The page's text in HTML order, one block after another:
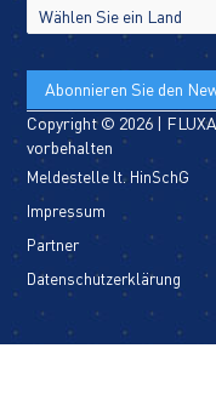
Copyright © 2026 |
vorbehalten
Meldestelle lt. HinSchG
Impressum
Partner
Datenschutzerklärung